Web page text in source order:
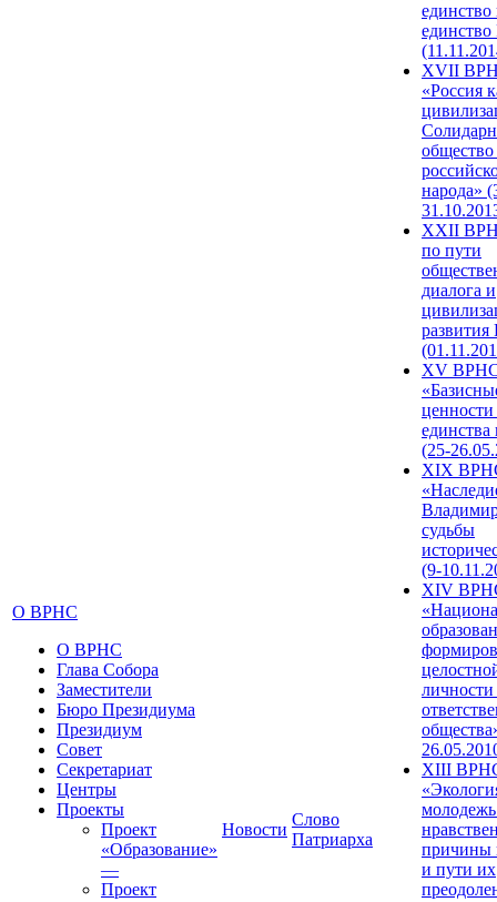
О ВРНС
О ВРНС
Глава Собора
Заместители
Бюро Президиума
Президиум
Совет
Секретариат
Центры
Проекты
Проект
«Образование»
—
Проект
Новости
Слово
Патриарха
единство
единство
XVII
«Россия
народа»
XXII
по пути
диалога и
развития
XV
единства
(25-
XIX
судьбы
(9-
XIV
XIII
причины
и пути их